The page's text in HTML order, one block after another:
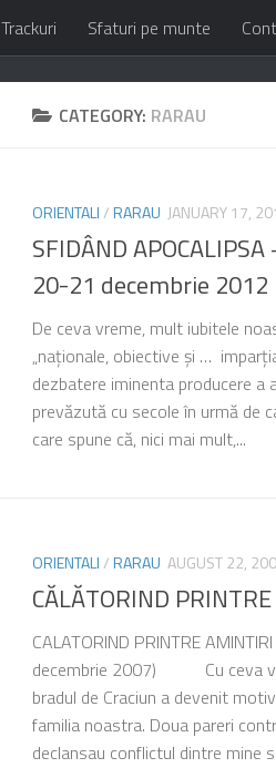
Trackuri Sfaturi pe munte
CATEGORY: RARAU
ORIENTALI/RARAU JANUARY 17,
SFIDÂND
20-21 decembrie 2012
De ceva vreme, mult iubitele
„naționale, obiective și …
dezbatere iminenta producere a
prevăzută cu secole în urmă de
care spune că, nici mai mult,...
ORIENTALI/RARAU AUGUST 22,
CĂLĂTORIND
CALATORIND PRINTRE
decembrie 2007) Cu ceva
bradul de Craciun a devenit
familia noastra. Doua pareri
declansau conflictul dintre